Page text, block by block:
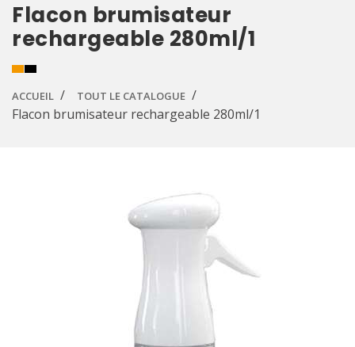
Flacon brumisateur
rechargeable 280ml/1
ACCUEIL TOUT LE CATALOGUE
Flacon brumisateur rechargeable 280ml/1